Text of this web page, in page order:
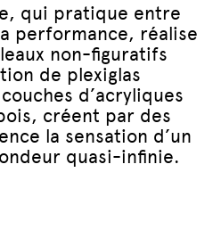
qui pratique entre
performance, réalise
non-figuratifs
de plexiglas
d’acryliques
créent par des
la sensation d’un
quasi-infinie.